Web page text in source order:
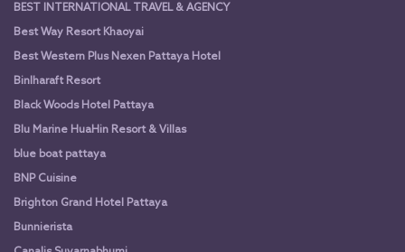
BEST INTERNATIONAL TRAVEL & AGENCY
Best Way Resort Khaoyai
Best Western Plus Nexen Pattaya Hotel
Binlharaft Resort
Black Woods Hotel Pattaya
Blu Marine HuaHin Resort & Villas
blue boat pattaya
BNP Cuisine
Brighton Grand Hotel Pattaya
Bunnierista